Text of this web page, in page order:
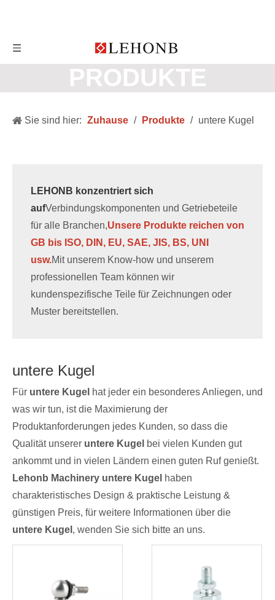
PRODUKTE
Sie sind hier: Zuhause / Produkte / untere Kugel
LEHONB konzentriert sich
aufVerbindungskomponenten und Getriebeteile
für alle Branchen,Unsere Produkte reichen von
GB bis ISO, DIN, EU, SAE, JIS, BS, UNI
usw.Mit unserem Know-how und unserem
professionellen Team können wir
kundenspezifische Teile für Zeichnungen oder
Muster bereitstellen.
untere Kugel
Für untere Kugel hat jeder ein besonderes Anliegen, und
was wir tun, ist die Maximierung der
Produktanforderungen jedes Kunden, so dass die
Qualität unserer untere Kugel bei vielen Kunden gut
ankommt und in vielen Ländern einen guten Ruf genießt.
Lehonb Machinery untere Kugel haben
charakteristisches Design & praktische Leistung &
günstigen Preis, für weitere Informationen über die
untere Kugel , wenden Sie sich bitte an uns.